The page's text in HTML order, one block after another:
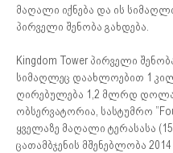
მაღალი იქნება და ის
პირველი შენობა გახდება.
Kingdom Tower პირველი
სიმაღლეც დაახლოებით 1
ღირებულება 1,2 მლრდ
ობსერვატორია, სასტუმრო
ყველაზე მაღალი ტერასასა
ცათამბჯენის მშენებლობა